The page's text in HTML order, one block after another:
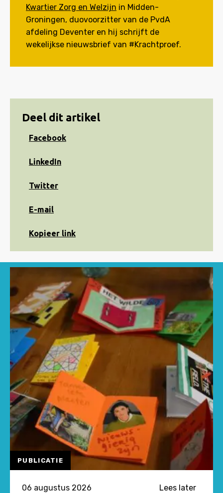
Kwartier Zorg en Welzijn in Midden-
Groningen, duovoorzitter van de PvdA
afdeling Deventer en hij schrijft de
wekelijkse nieuwsbrief van #Krachtproef.
Deel dit artikel
Share
Facebook
Facebook
Share
LinkedIn
LinkedIn
Share
Twitter
Twitter
Share
e-
E-mail
Kopiëren
Kopieer link
PUBLICATIE
06 augustus 2026 Lees later